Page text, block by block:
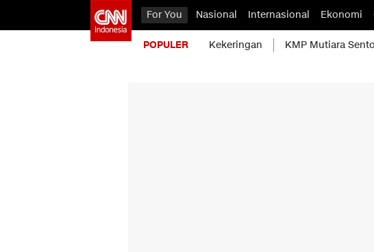
For You Nasional Internasional Ekonomi
POPULER Kekeringan KMP Mutiara